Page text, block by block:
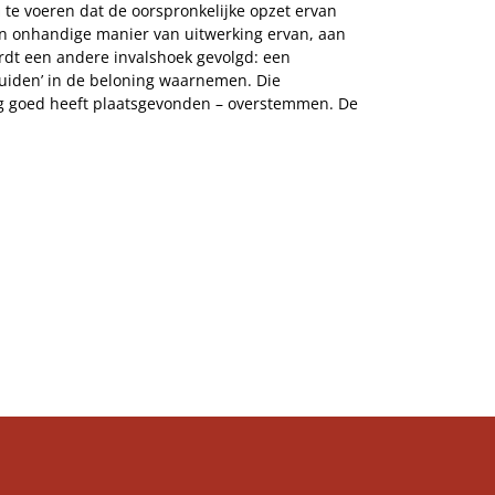
voeren dat de oorspronkelijke opzet ervan
onhandige manier van uitwerking ervan, aan
een andere invalshoek gevolgd: een
in de beloning waarnemen. Die
heeft plaatsgevonden – overstemmen. De